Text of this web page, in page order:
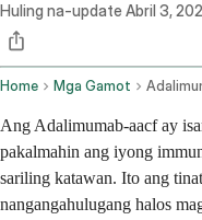
Huling na-update Abril 3,
Home Mga Gamot
Ang Adalimumab-aacf ay
pakalmahin ang iyong
sariling katawan. Ito ang
nangangahulugang halos